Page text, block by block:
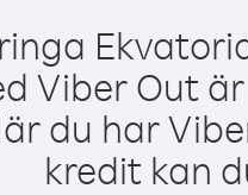
Viber Out
du har
kredit kan